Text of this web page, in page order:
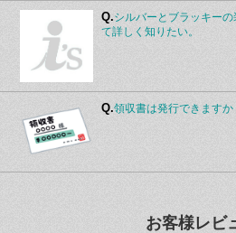
Q.シルバーとブラッキー
て詳しく知りたい。
Q.領収書は発行できますか
お客様レビ